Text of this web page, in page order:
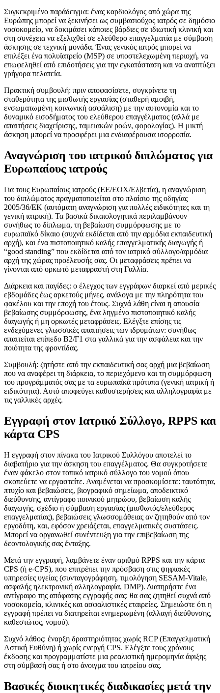
Συγκεκριμένο παράδειγμα: ένας καρδιολόγος από χώρα της
Ευρώπης μπορεί να ξεκινήσει ως συμβασιούχος ιατρός σε δημόσιο
νοσοκομείο, να δοκιμάσει κάποιες βάρδιες σε ιδιωτική κλινική και
στη συνέχεια να εξελιχθεί σε ελεύθερο επαγγελματία με σύμβαση
άσκησης σε τεχνική μονάδα. Ένας γενικός ιατρός μπορεί να
επιλέξει ένα πολυϊατρείο (MSP) σε υποστελεχωμένη περιοχή, να
επωφεληθεί από επιδοτήσεις για την εγκατάσταση και να αναπτύξει
γρήγορα πελατεία.
Πρακτική συμβουλή: πριν αποφασίσετε, συγκρίνετε τη
σταθερότητα της μισθωτής εργασίας (σταθερή αμοιβή,
ενσωματωμένη κοινωνική ασφάλιση) με την αυτονομία και το
δυναμικό εισοδήματος του ελεύθερου επαγγέλματος (αλλά με
απαιτήσεις διαχείρισης, ταμειακών ροών, φορολογίας). Η μικτή
άσκηση μπορεί να προσφέρει μια ενδιαφέρουσα ισορροπία.
Αναγνώριση του ιατρικού διπλώματος για
Ευρωπαίους ιατρούς
Για τους Ευρωπαίους ιατρούς (ΕΕ/ΕΟΧ/Ελβετία), η αναγνώριση
του διπλώματος πραγματοποιείται στο πλαίσιο της οδηγίας
2005/36/ΕΚ (αυτόματη αναγνώριση για πολλές ειδικότητες και τη
γενική ιατρική). Τα βασικά δικαιολογητικά περιλαμβάνουν
συνήθως το δίπλωμα, τη βεβαίωση συμμόρφωσης με το
ευρωπαϊκό δίκαιο (συχνά εκδίδεται από την αρμόδια εκπαιδευτική
αρχή), και ένα πιστοποιητικό καλής επαγγελματικής διαγωγής ή
“good standing” που εκδίδεται από τον ιατρικό σύλλογο/αρμόδια
αρχή της χώρας προέλευσής σας. Οι μεταφράσεις πρέπει να
γίνονται από ορκωτό μεταφραστή στη Γαλλία.
Διάρκεια και παγίδες: ο έλεγχος των εγγράφων διαρκεί από μερικές
εβδομάδες έως αρκετούς μήνες, ανάλογα με την πληρότητα του
φακέλου και την εποχή του έτους. Συχνά λάθη είναι η απουσία
βεβαίωσης συμμόρφωσης, ένα ληγμένο πιστοποιητικό καλής
διαγωγής ή μη ορκωτές μεταφράσεις. Ελέγξτε επίσης τις
ενδεχόμενες γλωσσικές απαιτήσεις των ιδρυμάτων: συνήθως
απαιτείται επίπεδο Β2/Γ1 στα γαλλικά για την ασφάλεια και την
ποιότητα της φροντίδας.
Συμβουλή: ζητήστε από την εκπαιδευτική σας αρχή μια βεβαίωση
που να αναφέρει τη διάρκεια, το περιεχόμενο και τη συμμόρφωση
του προγράμματός σας με τα ευρωπαϊκά πρότυπα (γενική ιατρική ή
ειδικότητα). Αυτό αποφεύγει καθυστερήσεις και αλληλογραφία με
τις γαλλικές αρχές.
Εγγραφή στον Ιατρικό Σύλλογο, RPPS και
κάρτα CPS
Η εγγραφή στον πίνακα του Ιατρικού Συλλόγου αποτελεί το
διαβατήριο για την άσκηση του επαγγέλματος. Θα συγκροτήσετε
έναν φάκελο στον τοπικό ιατρικό σύλλογο του νομού όπου
σκοπεύετε να εργαστείτε. Αναμένεται να προσκομίσετε: ταυτότητα,
πτυχίο και βεβαιώσεις, βιογραφικό σημείωμα, αποδεικτικό
διεύθυνσης, αντίγραφο ποινικού μητρώου, βεβαίωση καλής
διαγωγής, σχέδιο ή σύμβαση εργασίας (μισθωτός/ελεύθερος
επαγγελματίας), βεβαιώσεις γλωσσομάθειας αν ζητηθούν από τον
εργοδότη, και, εφόσον χρειάζεται, επαγγελματικές συστάσεις.
Μπορεί να οργανωθεί συνέντευξη για την επιβεβαίωση της
δεοντολογικής σας ένταξης.
Μετά την εγγραφή, λαμβάνετε έναν αριθμό RPPS και την κάρτα
CPS (ή e-CPS), που επιτρέπει την πρόσβαση στις ψηφιακές
υπηρεσίες υγείας (συνταγογράφηση, τιμολόγηση SESAM-Vitale,
ασφαλής ηλεκτρονική αλληλογραφία, DMP). Διατηρήστε ένα
αντίγραφο της απόφασης εγγραφής σας: θα σας ζητηθεί συχνά από
νοσοκομεία, κλινικές και ασφαλιστικές εταιρείες. Σημειώστε ότι η
εγγραφή πρέπει να διατηρείται ενημερωμένη (αλλαγή διεύθυνσης,
καθεστώτος, νομού).
Συχνό λάθος: έναρξη δραστηριότητας χωρίς RCP (Επαγγελματική
Αστική Ευθύνη) ή χωρίς ενεργή CPS. Ελέγξτε τους χρόνους
έκδοσης και προγραμματίστε μια ρεαλιστική ημερομηνία άφιξης
στη σύμβασή σας ή στο άνοιγμα του ιατρείου σας.
Βασικές διοικητικές διαδικασίες μετά την